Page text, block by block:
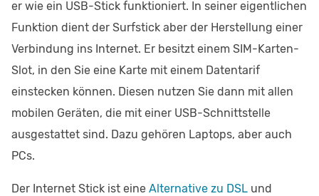
er wie ein USB-Stick funktioniert. In seiner eigentlichen
Funktion dient der Surfstick aber der Herstellung einer
Verbindung ins Internet. Er besitzt einem SIM-Karten-
Slot, in den Sie eine Karte mit einem Datentarif
einstecken können. Diesen nutzen Sie dann mit allen
mobilen Geräten, die mit einer USB-Schnittstelle
ausgestattet sind. Dazu gehören Laptops, aber auch
PCs.
Der Internet Stick ist eine Alternative zu DSL und